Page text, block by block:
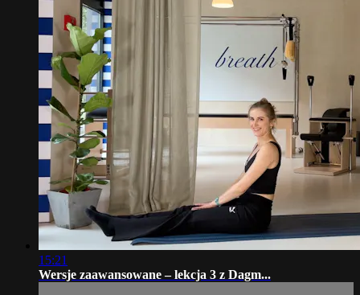
15:21
Wersje zaawansowane – lekcja 3 z Dagm...